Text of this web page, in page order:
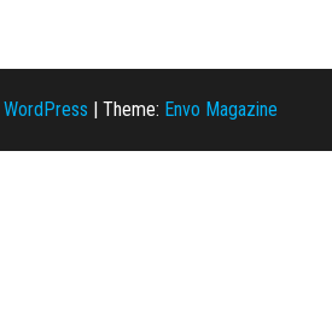
WordPress | Theme: Envo Magazine